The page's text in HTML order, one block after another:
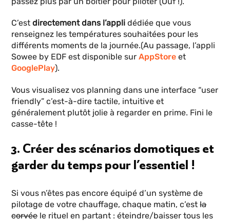
C’estdirectement dans l’applidédiée que vous
renseignez les températures souhaitées pour les
différents moments de la journée.(Au passage, l’appli
Sowee by EDF est disponible surAppStore et
GooglePlay).
Vous visualisez vos planning dans une interface “user
friendly” c’est-à-dire tactile, intuitive et
généralement plutôt jolie à regarder en prime. Fini le
casse-tête !
3. Créer des scénarios domotiques et
garder du temps pour l’essentiel !
Si vous n’êtes pas encore équipé d’un système de
pilotage de votre chauffage, chaque matin, c’estla
corvéele rituel en partant : éteindre/baisser tous les